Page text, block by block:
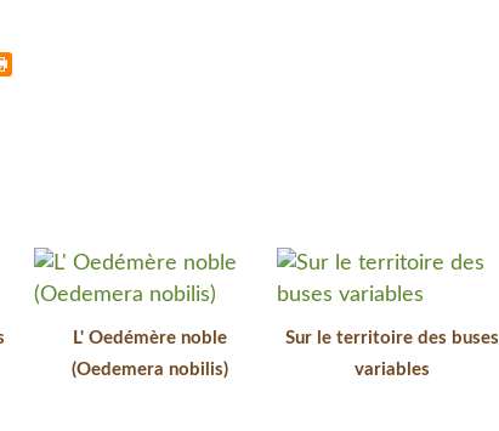
L' Oedémère noble
(Oedemera nobilis)
Sur le territoire des buses
variables